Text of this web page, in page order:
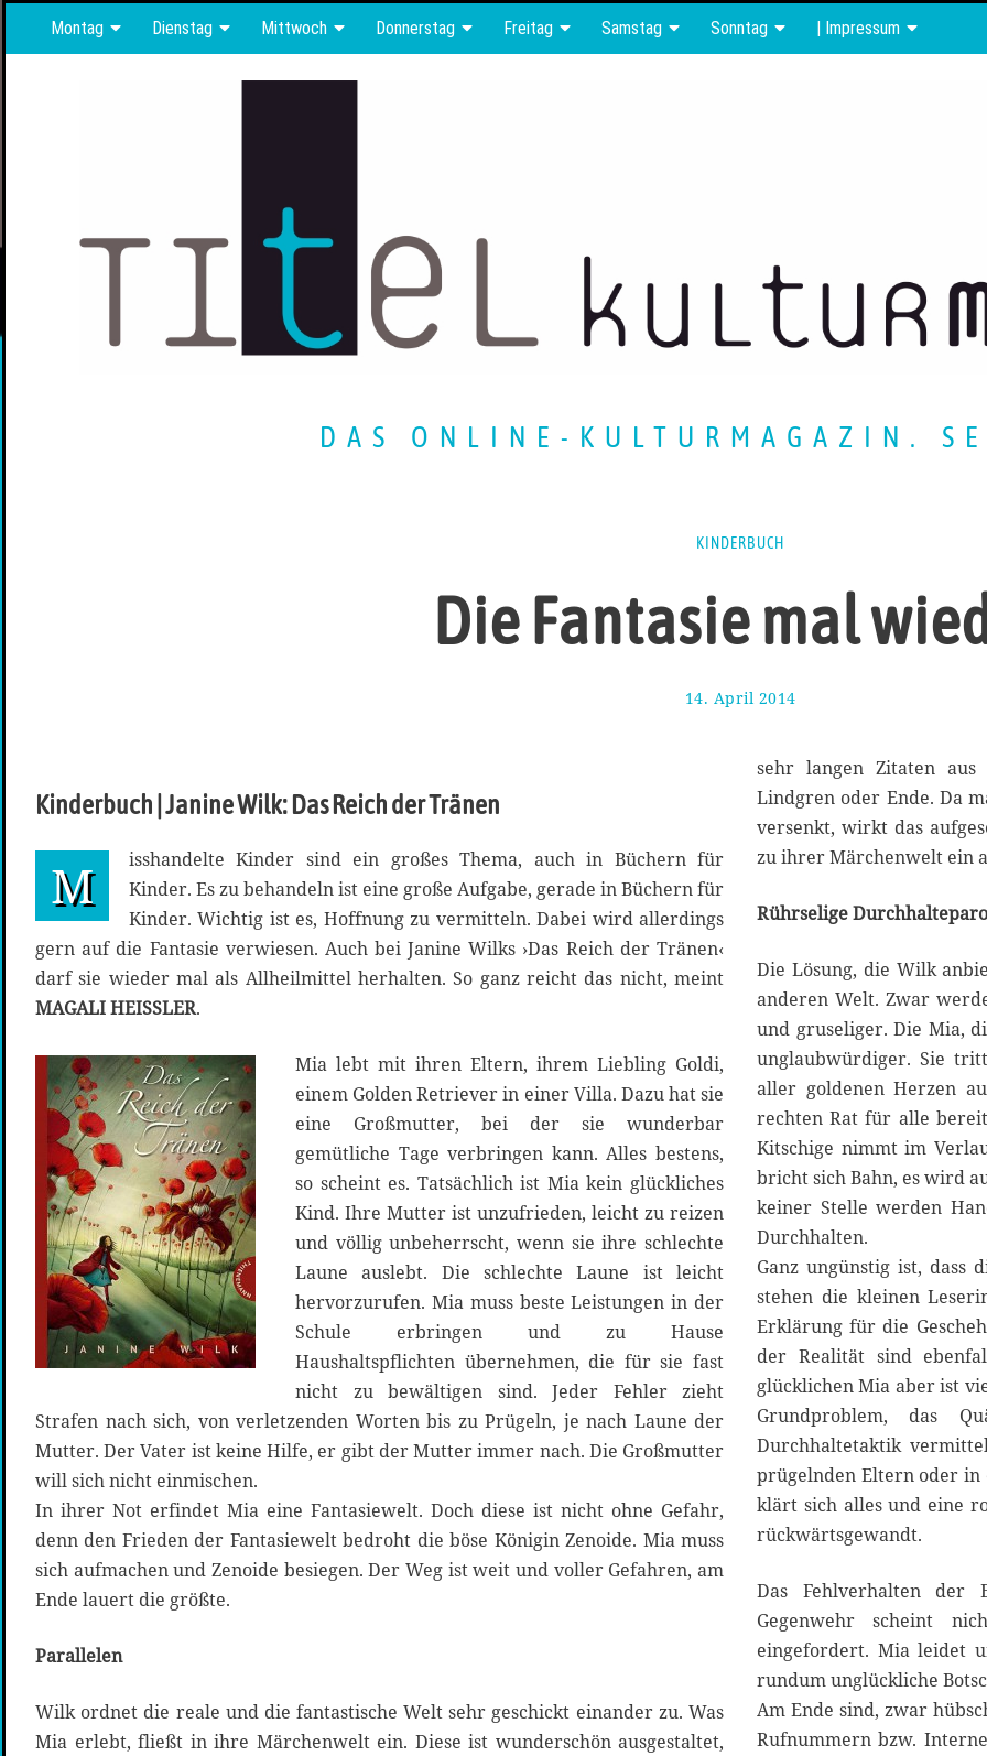
Montag Dienstag Mittwoch Donnerstag Freitag Samstag Sonntag | Impressum
DAS ONLINE-KULTURMAGAZIN.
KINDERBUCH
Die Fantasie mal
14. April 2014
A
g
u
s
0
7
Kinderbuch | Janine Wilk: Das Reich der Tränen
M
isshandelte Kinder sind ein großes Thema, auch in Büchern für
Kinder. Es zu behandeln ist eine große Aufgabe, gerade in Büchern für
Kinder. Wichtig ist es, Hoffnung zu vermitteln. Dabei wird allerdings
gern auf die Fantasie verwiesen. Auch bei Janine Wilks ›Das Reich der Tränen‹
darf sie wieder mal als Allheilmittel herhalten. So ganz reicht das nicht, meint
MAGALI HEISSLER.
Mia lebt mit ihren Eltern, ihrem Liebling Goldi,
einem Golden Retriever in einer Villa. Dazu hat sie
eine Großmutter, bei der sie wunderbar
gemütliche Tage verbringen kann. Alles bestens,
so scheint es. Tatsächlich ist Mia kein glückliches
Kind. Ihre Mutter ist unzufrieden, leicht zu reizen
und völlig unbeherrscht, wenn sie ihre schlechte
Laune auslebt. Die schlechte Laune ist leicht
hervorzurufen. Mia muss beste Leistungen in der
Schule erbringen und zu Hause
Haushaltspflichten übernehmen, die für sie fast
nicht zu bewältigen sind. Jeder Fehler zieht
Strafen nach sich, von verletzenden Worten bis zu Prügeln, je nach Laune der
Mutter. Der Vater ist keine Hilfe, er gibt der Mutter immer nach. Die Großmutter
will sich nicht einmischen.
In ihrer Not erfindet Mia eine Fantasiewelt. Doch diese ist nicht ohne Gefahr,
denn den Frieden der Fantasiewelt bedroht die böse Königin Zenoide. Mia muss
sich aufmachen und Zenoide besiegen. Der Weg ist weit und voller Gefahren, am
Ende lauert die größte.
Parallelen
Wilk ordnet die reale und die fantastische Welt sehr geschickt einander zu. Was
Mia erlebt, fließt in ihre Märchenwelt ein. Diese ist wunderschön ausgestaltet,
sehr langen Zitaten aus
Lindgren oder Ende. Da
versenkt, wirkt das
zu ihrer Märchenwelt ein
Rührselige
Die Lösung, die Wilk
anderen Welt. Zwar
und gruseliger. Die Mia,
unglaubwürdiger. Sie
aller goldenen Herzen
rechten Rat für alle
Kitschige nimmt im
bricht sich Bahn, es wird
keiner Stelle werden
Durchhalten.
Ganz ungünstig ist, dass
stehen die kleinen
Erklärung für die
der Realität sind
glücklichen Mia aber ist
Grundproblem, das
Durchhaltetaktik
prügelnden Eltern oder in
klärt sich alles und eine
rückwärtsgewandt.
Das Fehlverhalten der
Gegenwehr scheint
eingefordert. Mia leidet
rundum unglückliche
Am Ende sind, zwar
Rufnummern bzw.